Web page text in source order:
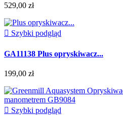
529,00 zł
 Szybki podgląd
GA11138 Plus opryskiwacz...
199,00 zł
 Szybki podgląd